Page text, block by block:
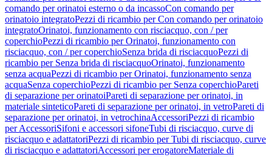
comando per orinatoi esterno o da incassoCon comando per
orinatoio integratoPezzi di ricambio per Con comando per orinatoio
integratoOrinatoi, funzionamento con risciacquo, con / per
coperchioPezzi di ricambio per Orinatoi, funzionamento con
risciacquo, con / per coperchioSenza brida di risciacquoPezzi di
ricambio per Senza brida di risciacquoOrinatoi, funzionamento
senza acquaPezzi di ricambio per Orinatoi, funzionamento senza
acquaSenza coperchioPezzi di ricambio per Senza coperchioPareti
di separazione per orinatoiPareti di separazione per orinatoi, in
materiale sinteticoPareti di separazione per orinatoi, in vetroPareti di
separazione per orinatoi, in vetrochinaAccessoriPezzi di ricambio
per AccessoriSifoni e accessori sifoneTubi di risciacquo, curve di
risciacquo e adattatoriPezzi di ricambio per Tubi di risciacquo, curve
di risciacquo e adattatoriAccessori per erogatoreMateriale di